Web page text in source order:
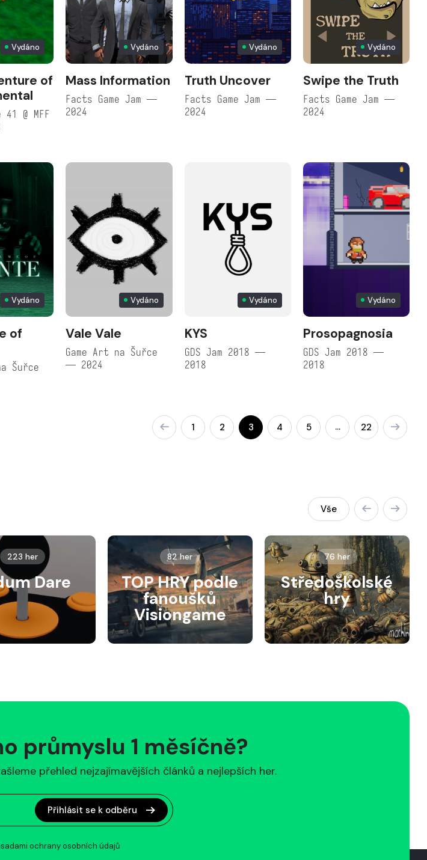
Vydáno
of
41 @ MFF
Vydáno
Mass Information
Facts Game Jam —
2024
Vydáno
Truth Uncover
Facts Game Jam —
2024
Vydáno
Swipe the Truth
Facts Game Jam —
2024
Vydáno
of
Šuřce
Vydáno
Vale Vale
Game Art na Šuřce
— 2024
Vydáno
KYS
GDS Jam 2018 —
2018
Vydáno
Prosopagnosia
GDS Jam 2018 —
2018
1 2 3 4 5 … 22
Vše
223 her
Dare
82 her
TOP HRY podle
fanoušků
Visiongame
76 her
Středoškolské
hry
průmyslu 1 měsíčně?
přehled nejzajímavějších článků a nejlepších her.
Přihlásit se k odběru
ochrany osobních údajů